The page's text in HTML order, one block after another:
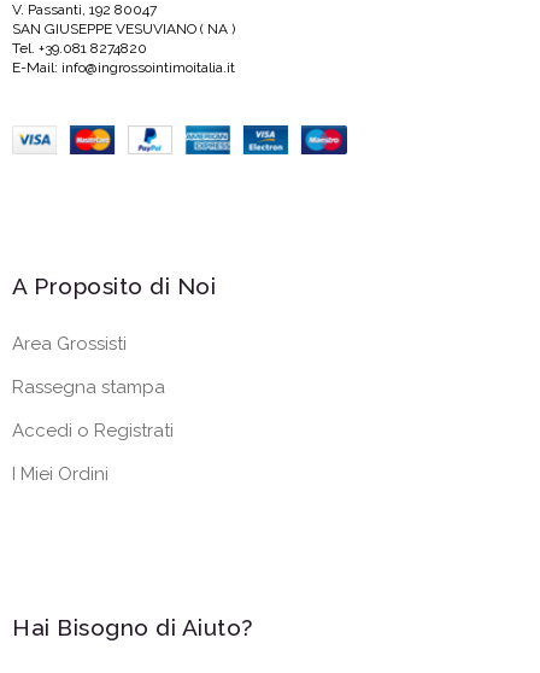
V. Passanti, 192 80047
SAN GIUSEPPE VESUVIANO ( NA )
Tel. +39.081 8274820
E-Mail: info@ingrossointimoitalia.it
A Proposito di Noi
Area Grossisti
Rassegna stampa
Accedi o Registrati
I Miei Ordini
Hai Bisogno di Aiuto?